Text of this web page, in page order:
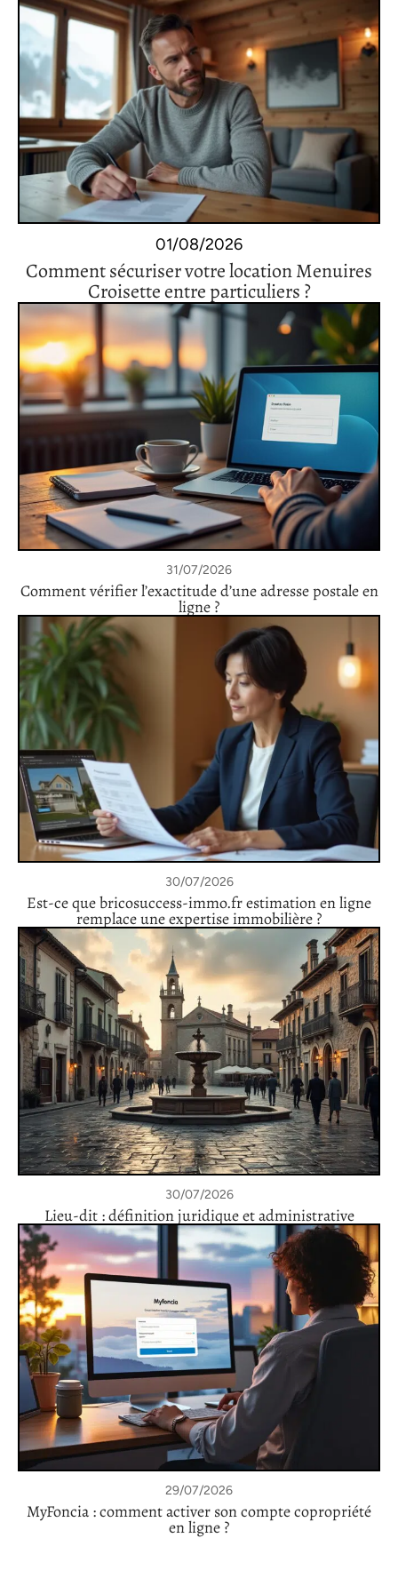
01/08/2026
Comment sécuriser votre location Menuires
Croisette entre particuliers ?
31/07/2026
Comment vérifier l’exactitude d’une adresse postale en
ligne ?
30/07/2026
Est-ce que bricosuccess-immo.fr estimation en ligne
remplace une expertise immobilière ?
30/07/2026
Lieu-dit : définition juridique et administrative
29/07/2026
MyFoncia : comment activer son compte copropriété
en ligne ?